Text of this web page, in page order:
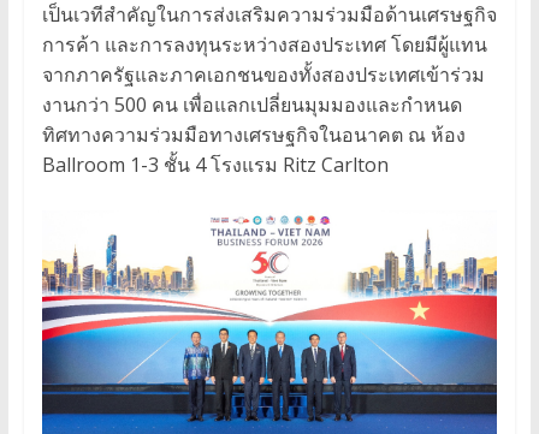
เป็นเวทีสำคัญในการส่งเสริมความร่วมมือด้านเศรษฐกิจ
การค้า และการลงทุนระหว่างสองประเทศ โดยมีผู้แทน
จากภาครัฐและภาคเอกชนของทั้งสองประเทศเข้าร่วม
งานกว่า 500 คน เพื่อแลกเปลี่ยนมุมมองและกำหนด
ทิศทางความร่วมมือทางเศรษฐกิจในอนาคต ณ ห้อง
Ballroom 1-3 ชั้น 4 โรงแรม Ritz Carlton